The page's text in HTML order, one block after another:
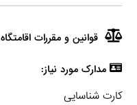
قوانین و مقررات اقامتگاه
مدارک مورد نیاز:
کارت شناسایی